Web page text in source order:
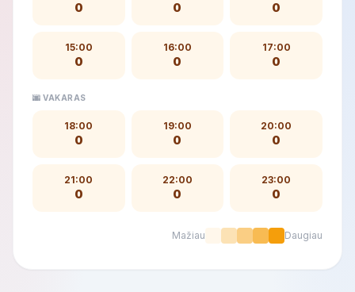
0 0 0
15:00
0
16:00
0
17:00
0
🌆 VAKARAS
18:00
0
19:00
0
20:00
0
21:00
0
22:00
0
23:00
0
Mažiau Daugiau